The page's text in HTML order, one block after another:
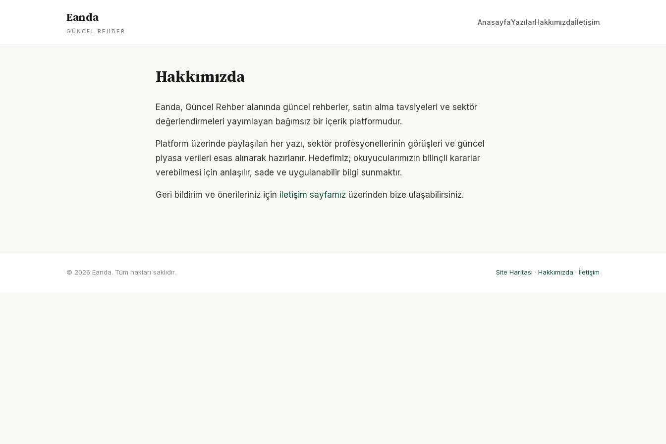
Eanda
GÜNCEL REHBER
AnasayfaYazılarHakkımızdaİletişim
Hakkımızda
Eanda, Güncel Rehber alanında güncel rehberler, satın alma tavsiyeleri ve sektör
değerlendirmeleri yayımlayan bağımsız bir içerik platformudur.
Platform üzerinde paylaşılan her yazı, sektör profesyonellerinin görüşleri ve güncel
piyasa verileri esas alınarak hazırlanır. Hedefimiz; okuyucularımızın bilinçli kararlar
verebilmesi için anlaşılır, sade ve uygulanabilir bilgi sunmaktır.
Geri bildirim ve önerileriniz için iletişim sayfamız üzerinden bize ulaşabilirsiniz.
© 2026 Eanda. Tüm hakları saklıdır. Site Haritası · Hakkımızda · İletişim